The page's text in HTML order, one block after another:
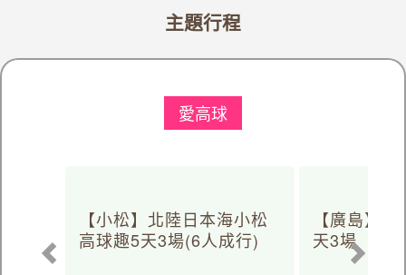
愛高球
主題行程
【小松】北陸日本海小松
高球趣5天3場(6人成行)
【廣島】
天3場